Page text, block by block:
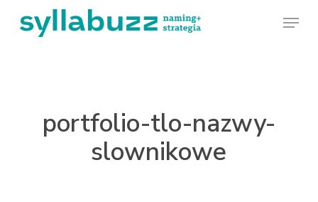
Skip
Menu
portfolio-tlo-nazwy-
slownikowe